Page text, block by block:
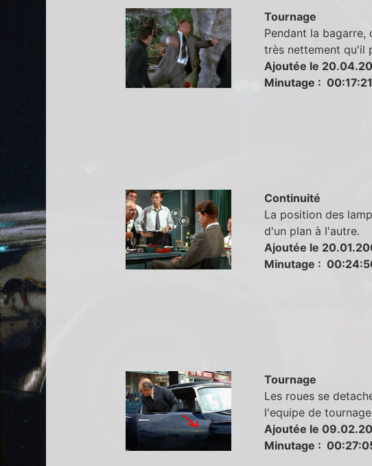
Tournage
Pendant la
très nettement qu'il
Ajoutée le
Minutage : 00:17:21
Continuité
La position des
d'un plan à l'autre.
Ajoutée le
Minutage :
Tournage
Les roues se
l'equipe de
Ajoutée le
Minutage :